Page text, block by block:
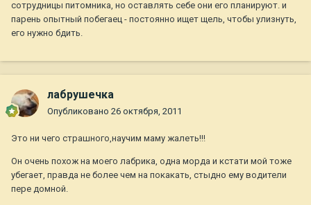
сотрудницы питомника, но оставлять себе они его планируют. и
парень опытный побегаец - постоянно ищет щель, чтобы улизнуть,
его нужно бдить.
лабрушечка
Опубликовано 26 октября, 2011
Это ни чего страшного,научим маму жалеть!!!
Он очень похож на моего лабрика, одна морда и кстати мой тоже
убегает, правда не более чем на покакать, стыдно ему водители
пере домной.